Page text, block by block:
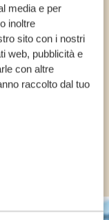
media e per
inoltre
sito con i nostri
web, pubblicità e
con altre
raccolto dal tuo
QUI PER TE